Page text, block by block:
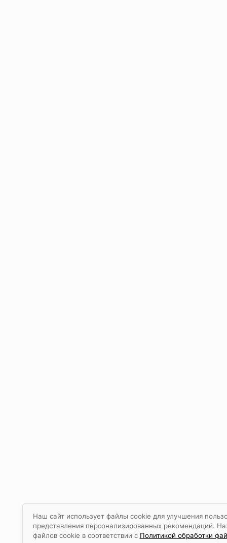
Наш сайт использует файлы cookie для улучшения
представления персонализированных рекомендаций.
файлов cookie в соответствии с Политикой обработки